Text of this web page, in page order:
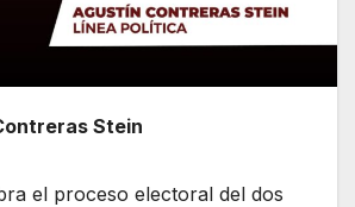
Stein
el proceso electoral del dos